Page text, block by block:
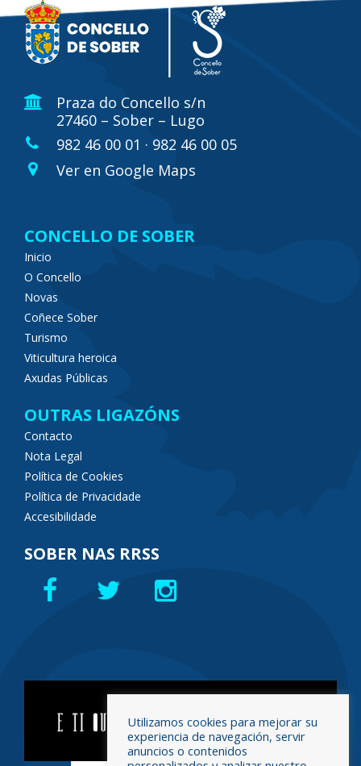
Praza do Concello s/n
27460 – Sober – Lugo
982 46 00 01 · 982 46 00 05
Ver en Google Maps
CONCELLO DE SOBER
Inicio
O Concello
Novas
Coñece Sober
Turismo
Viticultura heroica
Axudas Públicas
OUTRAS LIGAZÓNS
Contacto
Nota Legal
Política de Cookies
Política de Privacidade
Accesibilidade
SOBER NAS RRSS
Utilizamos cookies para mejorar su
experiencia de navegación, servir
anuncios o contenidos